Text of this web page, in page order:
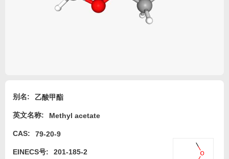
别名: 乙酸甲酯
英文名称: Methyl acetate
CAS: 79-20-9
EINECS号: 201-185-2